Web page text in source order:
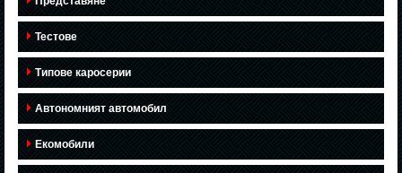
Тестове
Типове каросерии
Автономният автомобил
Екомобили